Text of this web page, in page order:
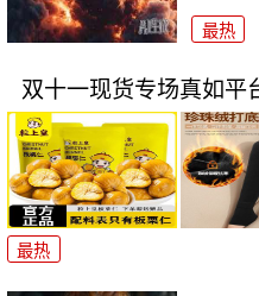
最热
双十一现货专场真如平
最热